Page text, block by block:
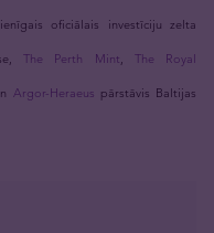
oficiālais investīciju zelta
The Perth Mint, The Royal
Argor-Heraeus pārstāvis Baltijas